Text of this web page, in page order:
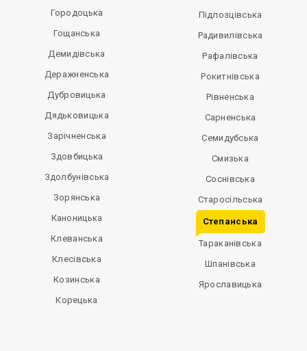
Городоцька
Гощанська
Демидівська
Деражненська
Дубровицька
Дядьковицька
Зарічненська
Здовбицька
Здолбунівська
Зорянська
Каноницька
Клеванська
Клесівська
Козинська
Корецька
Підлозцівська
Радивилівська
Рафалівська
Рокитнівська
Рівненська
Сарненська
Семидубська
Смизька
Соснівська
Старосільська
Степанська
Тараканівська
Шпанівська
Ярославицька